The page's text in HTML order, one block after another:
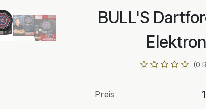
BULL'S
(0
Preis